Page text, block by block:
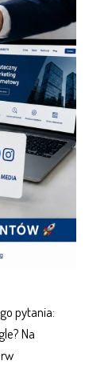
pytania:
Na